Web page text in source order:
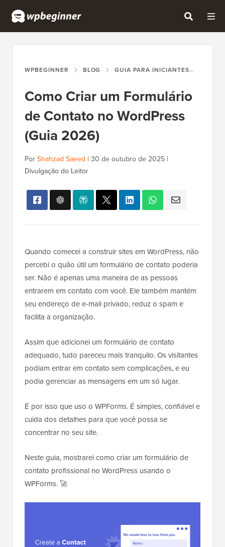
WPBEGINNER BLOG GUIA PARA INICIANTES
Como Criar um Formulário
de Contato no WordPress
(Guia 2026)
PorShahzad Saeed | 30 de outubro de 2025 |
Divulgação do Leitor
Quando comecei a construir sites em WordPress, não
percebi o quão útil um formulário de contato poderia
ser. Não é apenas uma maneira de as pessoas
entrarem em contato com você. Ele também mantém
seu endereço de e-mail privado, reduz o spam e
facilita a organização.
Assim que adicionei um formulário de contato
adequado, tudo pareceu mais tranquilo. Os visitantes
podiam entrar em contato sem complicações, e eu
podia gerenciar as mensagens em um só lugar.
É por isso que uso o WPForms. É simples, confiável e
cuida dos detalhes para que você possa se
concentrar no seu site.
Neste guia, mostrarei como criar um formulário de
contato profissional no WordPress usando o
WPForms. 🚀